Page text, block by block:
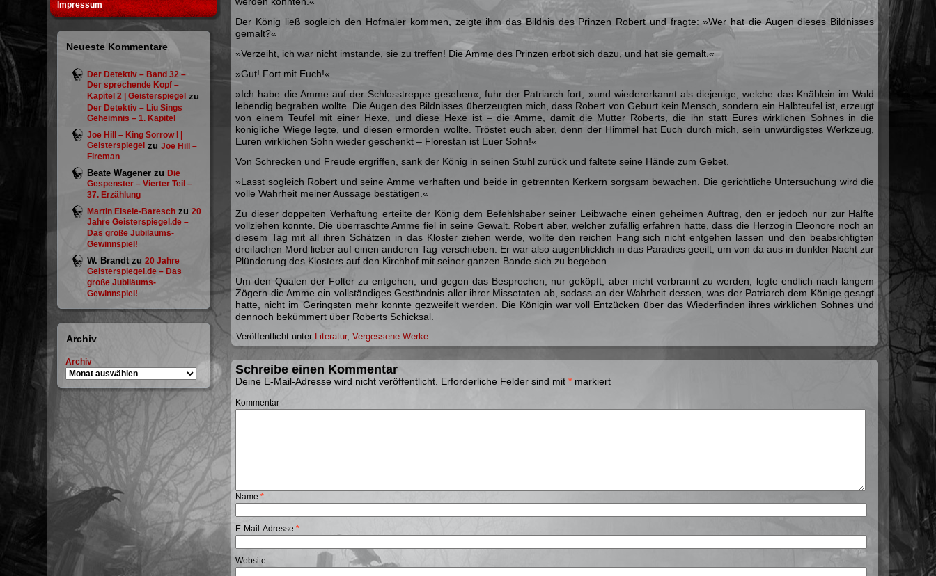
Impressum
Neueste Kommentare
Der Detektiv – Band 32 –
Der sprechende Kopf –
Kapitel 2 | Geisterspiegel zu
Der Detektiv – Liu Sings
Geheimnis – 1. Kapitel
Joe Hill – King Sorrow I |
Geisterspiegel zuJoe Hill –
Fireman
Beate Wagener zuDie
Gespenster – Vierter Teil –
37. Erzählung
Martin Eisele-Baresch zu20
Jahre Geisterspiegel.de –
Das große Jubiläums-
Gewinnspiel!
W. Brandtzu20 Jahre
Geisterspiegel.de – Das
große Jubiläums-
Gewinnspiel!
Archiv
Archiv
Der König ließ sogleich den Hofmaler kommen, zeigte ihm das Bildnis des Prinzen Robert und fragte: »Wer hat die Augen dieses Bildnisses
gemalt?«
»Verzeiht, ich war nicht imstande, sie zu treffen! Die Amme des Prinzen erbot sich dazu, und hat sie gemalt.«
»Gut! Fort mit Euch!«
»Ich habe die Amme auf der Schlosstreppe gesehen«, fuhr der Patriarch fort, »und wiedererkannt als diejenige, welche das Knäblein im Wald
lebendig begraben wollte. Die Augen des Bildnisses überzeugten mich, dass Robert von Geburt kein Mensch, sondern ein Halbteufel ist, erzeugt
von einem Teufel mit einer Hexe, und diese Hexe ist – die Amme, damit die Mutter Roberts, die ihn statt Eures wirklichen Sohnes in die
königliche Wiege legte, und diesen ermorden wollte. Tröstet euch aber, denn der Himmel hat Euch durch mich, sein unwürdigstes Werkzeug,
Euren wirklichen Sohn wieder geschenkt – Florestan ist Euer Sohn!«
Von Schrecken und Freude ergriffen, sank der König in seinen Stuhl zurück und faltete seine Hände zum Gebet.
»Lasst sogleich Robert und seine Amme verhaften und beide in getrennten Kerkern sorgsam bewachen. Die gerichtliche Untersuchung wird die
volle Wahrheit meiner Aussage bestätigen.«
Zu dieser doppelten Verhaftung erteilte der König dem Befehlshaber seiner Leibwache einen geheimen Auftrag, den er jedoch nur zur Hälfte
vollziehen konnte. Die überraschte Amme fiel in seine Gewalt. Robert aber, welcher zufällig erfahren hatte, dass die Herzogin Eleonore noch an
diesem Tag mit all ihren Schätzen in das Kloster ziehen werde, wollte den reichen Fang sich nicht entgehen lassen und den beabsichtigten
dreifachen Mord lieber auf einen anderen Tag verschieben. Er war also augenblicklich in das Paradies geeilt, um von da aus in dunkler Nacht zur
Plünderung des Klosters auf den Kirchhof mit seiner ganzen Bande sich zu begeben.
Um den Qualen der Folter zu entgehen, und gegen das Besprechen, nur geköpft, aber nicht verbrannt zu werden, legte endlich nach langem
Zögern die Amme ein vollständiges Geständnis aller ihrer Missetaten ab, sodass an der Wahrheit dessen, was der Patriarch dem Könige gesagt
hatte, nicht im Geringsten mehr konnte gezweifelt werden. Die Königin war voll Entzücken über das Wiederfinden ihres wirklichen Sohnes und
dennoch bekümmert über Roberts Schicksal.
Veröffentlicht unter Literatur,Vergessene Werke
Schreibe einen Kommentar
Deine E-Mail-Adresse wird nicht veröffentlicht. Erforderliche Felder sind mit*markiert
Kommentar
Name*
E-Mail-Adresse*
Website